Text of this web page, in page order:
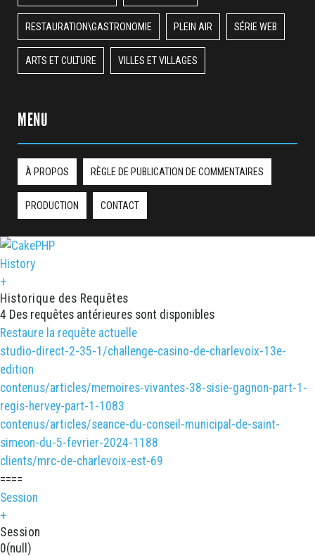
RESTAURATION\GASTRONOMIE PLEIN AIR SÉRIE WEB
ARTS ET CULTURE VILLES ET VILLAGES
MENU
À PROPOS RÈGLE DE PUBLICATION DE COMMENTAIRES
PRODUCTION CONTACT
History
+
Historique des Requêtes
4 Des requêtes antérieures sont disponibles
Restaure la requête actuelle
studio-direct-2-35-1/challenge-casino-de-charlevoix-13e-
edition
contenus/articles/memoires-vivantes-38-sisie-gagnon-part-1-
regis-hervey-part-1-1083
contenus/articles/seance-du-conseil-municipal-de-saint-
simeon-du-5-fevrier-2024-1188
clients/mrc-de-charlevoix-est-69
====
Session
+
Session
0(null)